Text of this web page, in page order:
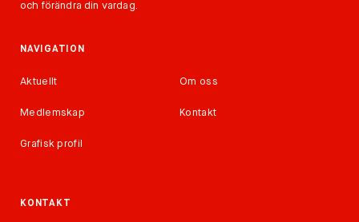
och förändra din vardag.
NAVIGATION
Aktuellt Om oss
Medlemskap Kontakt
Grafisk profil
KONTAKT